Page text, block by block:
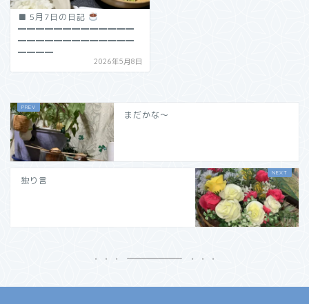
■ 5月7日の日記
━━━━━━━━━━━━━
━━━━━━━━━━━━━
━━━━
2026年5月8日
まだかな〜
独り言